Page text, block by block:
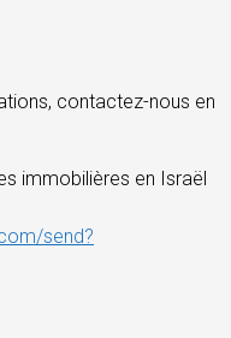
contactez-nous en
immobilières en Israël
send?